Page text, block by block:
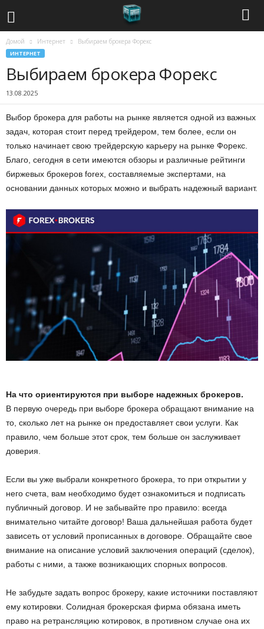
Домой Интернет Выбираем брокера Форекс
ИНТЕРНЕТ
Выбираем брокера Форекс
13.08.2025
Выбор брокера для работы на рынке является одной из важных
задач, которая стоит перед трейдером, тем более, если он
только начинает свою трейдерскую карьеру на рынке Форекс.
Благо, сегодня в сети имеются обзоры и различные рейтинги
биржевых брокеров forex, составляемые экспертами, на
основании данных которых можно и выбрать надежный вариант.
На что ориентируются при выборе надежных брокеров.
В первую очередь при выборе брокера обращают внимание на
то, сколько лет на рынке он предоставляет свои услуги. Как
правило, чем больше этот срок, тем больше он заслуживает
доверия.
Если вы уже выбрали конкретного брокера, то при открытии у
него счета, вам необходимо будет ознакомиться и подписать
публичный договор. И не забывайте про правило: всегда
внимательно читайте договор! Ваша дальнейшая работа будет
зависеть от условий прописанных в договоре. Обращайте свое
внимание на описание условий заключения операций (сделок),
работы с ними, а также возникающих спорных вопросов.
Не забудьте задать вопрос брокеру, какие источники поставляют
ему котировки. Солидная брокерская фирма обязана иметь
право на ретрансляцию котировок, в противном случае она их